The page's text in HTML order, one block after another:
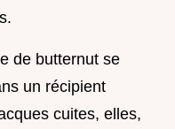
de butternut se
un récipient
cuites, elles,